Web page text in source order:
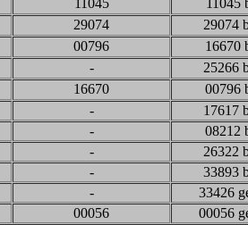
11045
11045
29074
29074
00796
16670
-
25266
16670
00796
-
17617
-
08212
-
26322
-
33893
-
33426
00056 00056